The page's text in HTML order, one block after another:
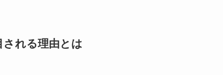
れる理由とは